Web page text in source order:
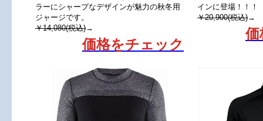
ラーにシャープなデザインが魅力の秋冬用
ジャージです。
￥14,080(税込)→
価格をチェック
インに登場！！！
￥20,900(税込)→
価